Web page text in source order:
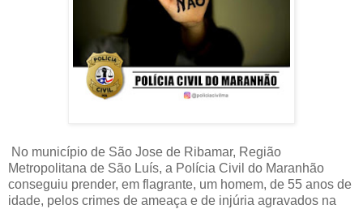
No município de São Jose de Ribamar, Região
Metropolitana de São Luís, a Polícia Civil do Maranhão
conseguiu prender, em flagrante, um homem, de 55 anos de
idade, pelos crimes de ameaça e de injúria agravados na